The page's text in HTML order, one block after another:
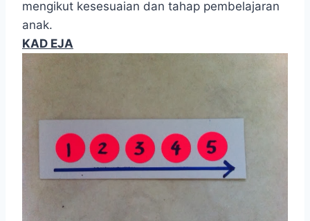
mengikut kesesuaian dan tahap pembelajaran
anak.
KAD EJA